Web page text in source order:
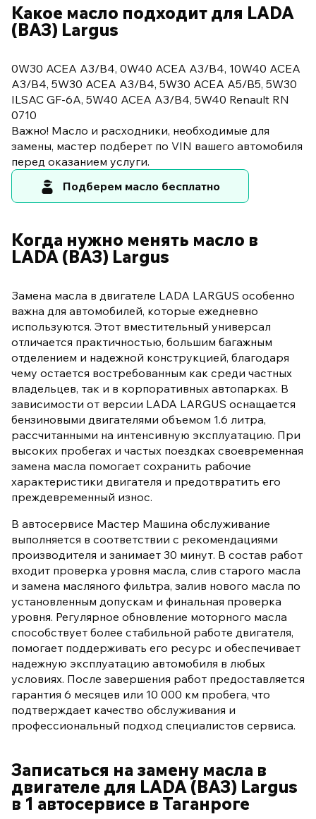
Какое масло подходит для LADA
(ВАЗ) Largus
0W30 ACEA A3/B4, 0W40 ACEA A3/B4, 10W40 ACEA
A3/B4, 5W30 ACEA A3/B4, 5W30 ACEA A5/B5, 5W30
ILSAC GF-6A, 5W40 ACEA A3/B4, 5W40 Renault RN
0710
Важно! Масло и расходники, необходимые для
замены, мастер подберет по VIN вашего автомобиля
перед оказанием услуги.
Подберем масло бесплатно
Когда нужно менять масло в
LADA (ВАЗ) Largus
Замена масла в двигателе LADA LARGUS особенно
важна для автомобилей, которые ежедневно
используются. Этот вместительный универсал
отличается практичностью, большим багажным
отделением и надежной конструкцией, благодаря
чему остается востребованным как среди частных
владельцев, так и в корпоративных автопарках. В
зависимости от версии LADA LARGUS оснащается
бензиновыми двигателями объемом 1.6 литра,
рассчитанными на интенсивную эксплуатацию. При
высоких пробегах и частых поездках своевременная
замена масла помогает сохранить рабочие
характеристики двигателя и предотвратить его
преждевременный износ.
В автосервисе Мастер Машина обслуживание
выполняется в соответствии с рекомендациями
производителя и занимает 30 минут. В состав работ
входит проверка уровня масла, слив старого масла
и замена масляного фильтра, залив нового масла по
установленным допускам и финальная проверка
уровня. Регулярное обновление моторного масла
способствует более стабильной работе двигателя,
помогает поддерживать его ресурс и обеспечивает
надежную эксплуатацию автомобиля в любых
условиях. После завершения работ предоставляется
гарантия 6 месяцев или 10 000 км пробега, что
подтверждает качество обслуживания и
профессиональный подход специалистов сервиса.
Записаться на замену масла в
двигателе для LADA (ВАЗ) Largus
в 1 автосервисе в Таганроге